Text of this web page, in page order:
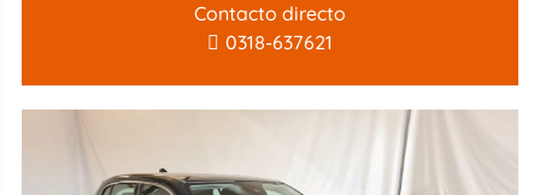
Contacto directo
0318-637621